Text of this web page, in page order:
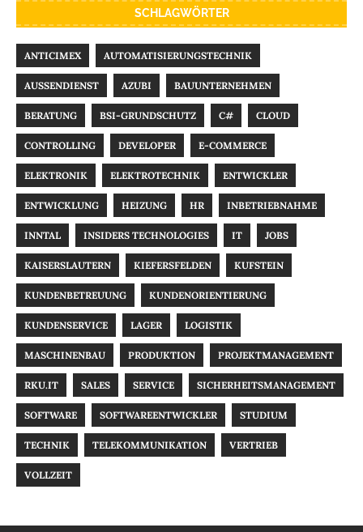
SCHLAGWÖRTER
ANTICIMEX AUTOMATISIERUNGSTECHNIK
AUSSENDIENST AZUBI BAUUNTERNEHMEN
BERATUNG BSI-GRUNDSCHUTZ C# CLOUD
CONTROLLING DEVELOPER E-COMMERCE
ELEKTRONIK ELEKTROTECHNIK ENTWICKLER
ENTWICKLUNG HEIZUNG HR INBETRIEBNAHME
INNTAL INSIDERS TECHNOLOGIES IT JOBS
KAISERSLAUTERN KIEFERSFELDEN KUFSTEIN
KUNDENBETREUUNG KUNDENORIENTIERUNG
KUNDENSERVICE LAGER LOGISTIK
MASCHINENBAU PRODUKTION PROJEKTMANAGEMENT
RKU.IT SALES SERVICE SICHERHEITSMANAGEMENT
SOFTWARE SOFTWAREENTWICKLER STUDIUM
TECHNIK TELEKOMMUNIKATION VERTRIEB
VOLLZEIT